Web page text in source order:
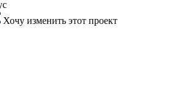
Хочу изменить этот проект